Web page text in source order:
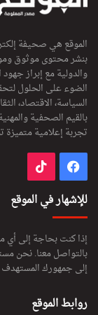
الموقع هي صحيفة
بنشر محتوى موثوق
والدولية مع إبراز
الضوء على الحلول
السياسة، الاقتصاد،
بالقيم الصحفية
تجربة إعلامية
فيسبوك
للإشهار في الموقع
إذا كنت بحاجة إلى أي
بالتواصل معنا. نحن
إلى جمهورك المستهدف
روابط الموقع